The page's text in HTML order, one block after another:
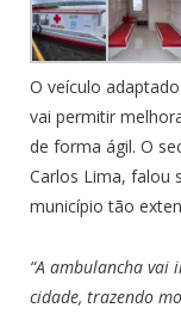
O veículo
vai permitir
de forma ágil. O
Carlos Lima, falou
município tão
“A ambulancha vai
cidade, trazendo